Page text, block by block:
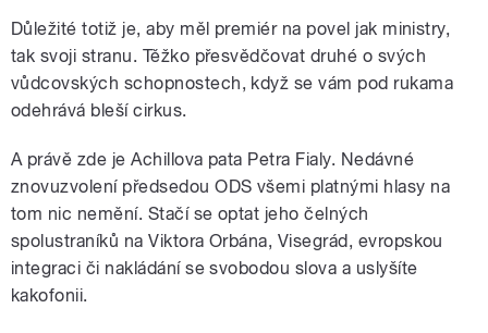
Důležité totiž je, aby měl premiér na povel jak ministry,
tak svoji stranu. Těžko přesvědčovat druhé o svých
vůdcovských schopnostech, když se vám pod rukama
odehrává bleší cirkus.
A právě zde je Achillova pata Petra Fialy. Nedávné
znovuzvolení předsedou ODS všemi platnými hlasy na
tom nic nemění. Stačí se optat jeho čelných
spolustraníků na Viktora Orbána, Visegrád, evropskou
integraci či nakládání se svobodou slova a uslyšíte
kakofonii.